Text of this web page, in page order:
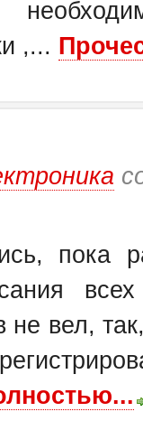
,...
пока
не вел,